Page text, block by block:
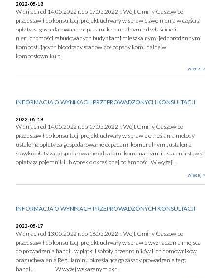
2022-05-18
W dniach od 14.05.2022 r. do 17.05.2022 r. Wójt Gminy Gaszowice
przedstawił do konsultacji projekt uchwały w sprawie zwolnienia w części z
opłaty za gospodarowanie odpadami komunalnymi od właścicieli
nieruchomości zabudowanych budynkami mieszkalnymi jednorodzinnymi
kompostujących bioodpady stanowiące odpady komunalne w
kompostowniku p...
więcej >
INFORMACJA O WYNIKACH PRZEPROWADZONYCH KONSULTACJI
2022-05-18
W dniach od 14.05.2022 r. do 17.05.2022 r. Wójt Gminy Gaszowice
przedstawił do konsultacji projekt uchwały w sprawie określania metody
ustalenia opłaty za gospodarowanie odpadami komunalnymi, ustalenia
stawki opłaty za gospodarowanie odpadami komunalnymi i ustalenia stawki
opłaty za pojemnik lub worek o określonej pojemności. W wyżej...
więcej >
INFORMACJA O WYNIKACH PRZEPROWADZONYCH KONSULTACJI
2022-05-17
W dniach od 13.05.2022 r. do 16.05.2022 r. Wójt Gminy Gaszowice
przedstawił do konsultacji projekt uchwały w sprawie wyznaczenia miejsca
do prowadzenia handlu w piątki i soboty przez rolników i ich domowników
oraz uchwalenia Regulaminu określającego zasady prowadzenia tego
handlu. W wyżej wskazanym okr...